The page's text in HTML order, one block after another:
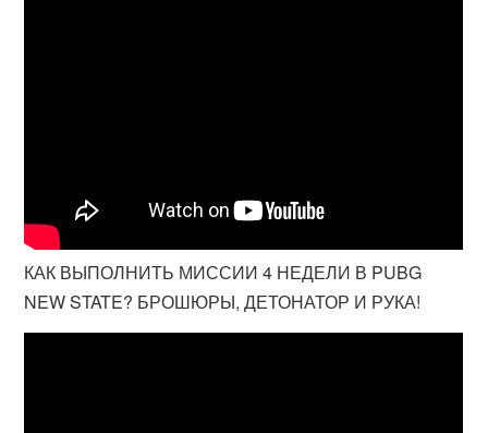
КАК ВЫПОЛНИТЬ МИССИИ 4 НЕДЕЛИ В PUBG
NEW STATE? БРОШЮРЫ, ДЕТОНАТОР И РУКА!